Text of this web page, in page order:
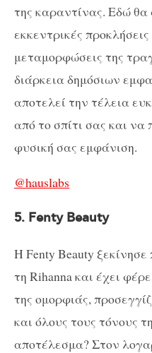
της καραντίνας. Eδώ θα
εκκεντρικές
μεταμορφώσεις της
διάρκεια δημόσιων
αποτελεί την τέλεια
από το σπίτι σας και να
φυσική σας εμφάνιση.
@hauslabs
5. Fenty Beauty
H Fenty Beauty
τη Rihanna και έχει
της ομορφιάς,
και όλους τους τόνους
αποτέλεσμα? Στον